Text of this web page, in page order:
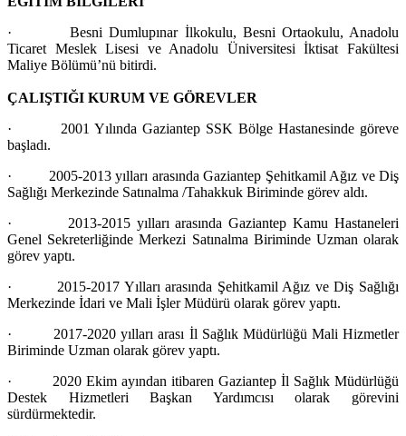
· Besni Dumlupınar İlkokulu, Besni Ortaokulu, Anadolu
Ticaret Meslek Lisesi ve Anadolu Üniversitesi İktisat Fakültesi
Maliye Bölümü’nü bitirdi.
ÇALIŞTIĞI KURUM VE GÖREVLER
· 2001 Yılında Gaziantep SSK Bölge Hastanesinde göreve
başladı.
· 2005-2013 yılları arasında Gaziantep Şehitkamil Ağız ve Diş
Sağlığı Merkezinde Satınalma /Tahakkuk Biriminde görev aldı.
· 2013-2015 yılları arasında Gaziantep Kamu Hastaneleri
Genel Sekreterliğinde Merkezi Satınalma Biriminde Uzman olarak
görev yaptı.
· 2015-2017 Yılları arasında Şehitkamil Ağız ve Diş Sağlığı
Merkezinde İdari ve Mali İşler Müdürü olarak görev yaptı.
· 2017-2020 yılları arası İl Sağlık Müdürlüğü Mali Hizmetler
Biriminde Uzman olarak görev yaptı.
· 2020 Ekim ayından itibaren Gaziantep İl Sağlık Müdürlüğü
Destek Hizmetleri Başkan Yardımcısı olarak görevini
sürdürmektedir.